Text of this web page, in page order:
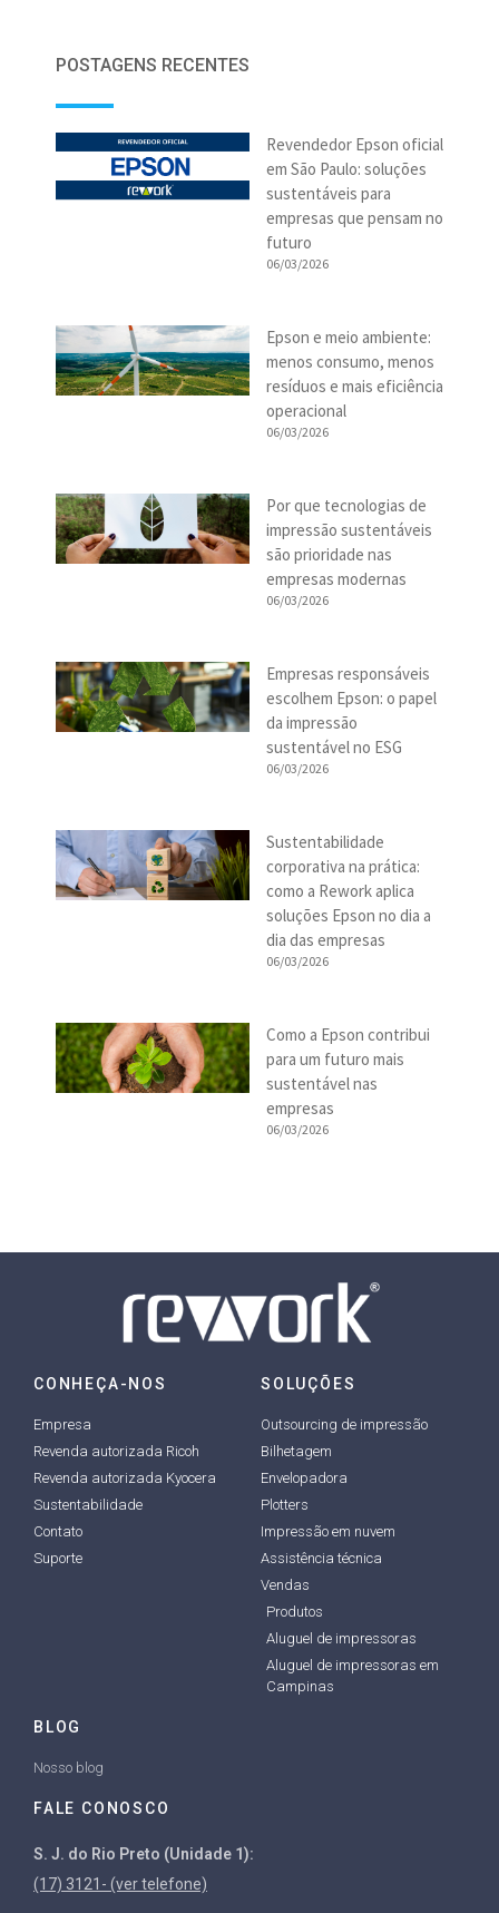
POSTAGENS RECENTES
Revendedor Epson oficial
em São Paulo: soluções
sustentáveis para
empresas que pensam no
futuro
06/03/2026
Epson e meio ambiente:
menos consumo, menos
resíduos e mais eficiência
operacional
06/03/2026
Por que tecnologias de
impressão sustentáveis
são prioridade nas
empresas modernas
06/03/2026
Empresas responsáveis
escolhem Epson: o papel
da impressão
sustentável no ESG
06/03/2026
Sustentabilidade
corporativa na prática:
como a Rework aplica
soluções Epson no dia a
dia das empresas
06/03/2026
Como a Epson contribui
para um futuro mais
sustentável nas
empresas
06/03/2026
CONHEÇA-NOS
Empresa
Revenda autorizada Ricoh
Revenda autorizada Kyocera
Sustentabilidade
Contato
Suporte
SOLUÇÕES
Outsourcing de impressão
Bilhetagem
Envelopadora
Plotters
Impressão em nuvem
Assistência técnica
Vendas
Produtos
Aluguel de impressoras
Aluguel de impressoras em
Campinas
BLOG
Nosso blog
FALE CONOSCO
S. J. do Rio Preto (Unidade 1):
(17) 3121- (ver telefone)